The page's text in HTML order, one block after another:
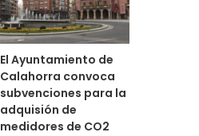
El Ayuntamiento de
Calahorra convoca
subvenciones para la
adquisión de
medidores de CO2